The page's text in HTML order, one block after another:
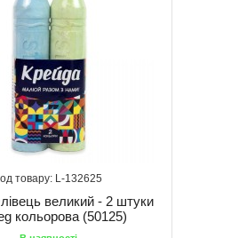
132625
великий - 2 штуки
кольорова (50125)